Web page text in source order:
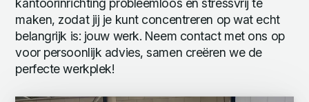
kantoorinrichting probleemloos en stressvrij te
maken, zodat jij je kunt concentreren op wat echt
belangrijk is: jouw werk. Neem contact met ons op
voor persoonlijk advies, samen creëren we de
perfecte werkplek!